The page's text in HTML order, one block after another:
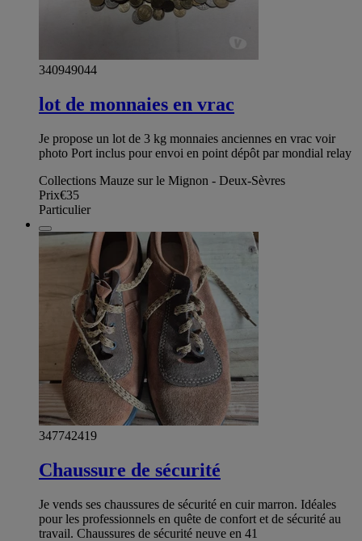
340949044
lot de monnaies en vrac
Je propose un lot de 3 kg monnaies anciennes en vrac voir
photo Port inclus pour envoi en point dépôt par mondial relay
Collections Mauze sur le Mignon - Deux-Sèvres
Prix€35
Particulier
347742419
Chaussure de sécurité
Je vends ses chaussures de sécurité en cuir marron. Idéales
pour les professionnels en quête de confort et de sécurité au
travail. Chaussures de sécurité neuve en 41